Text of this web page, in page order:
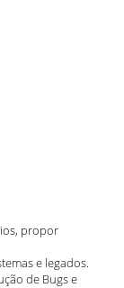
propor
e legados.
de Bugs e